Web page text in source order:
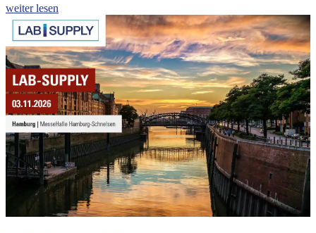
weiter lesen